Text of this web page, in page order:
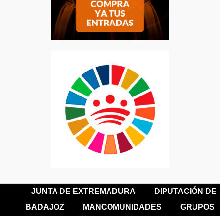
JUNTA DE EXTREMADURA
DIPUTACIÓN DE
BADAJOZ
MANCOMUNIDADES
GRUPOS